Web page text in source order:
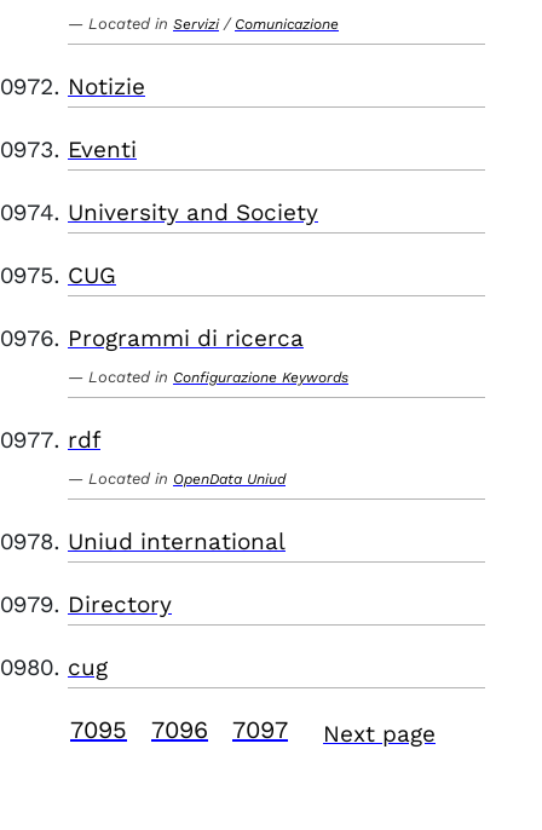
Located in Servizi / Comunicazione
Notizie
Eventi
University and Society
CUG
Programmi di ricerca
Located in Configurazione Keywords
rdf
Located in OpenData Uniud
Uniud international
Directory
cug
7095 7096 7097 Next page